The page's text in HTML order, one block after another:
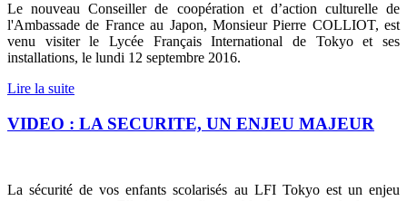
Le nouveau Conseiller de coopération et d’action culturelle de
l'Ambassade de France au Japon, Monsieur Pierre COLLIOT, est
venu visiter le Lycée Français International de Tokyo et ses
installations, le lundi 12 septembre 2016.
Lire la suite
VIDEO : LA SECURITE, UN ENJEU MAJEUR
La sécurité de vos enfants scolarisés au LFI Tokyo est un enjeu